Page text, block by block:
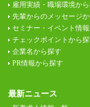
雇用実績・職場環境か
先輩からのメッセージ
セミナー・イベント情
チェックポイントから
企業名から探す
PR情報から探す
最新ニュース